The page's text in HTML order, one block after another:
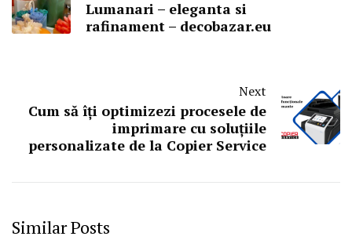
Lumanari – eleganta si
rafinament – decobazar.eu
Next
Cum să îți optimizezi procesele de
imprimare cu soluțiile
personalizate de la Copier Service
Similar Posts